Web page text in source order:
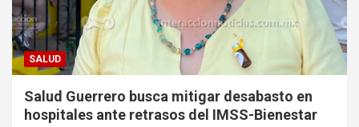
SALUD
Salud Guerrero busca mitigar desabasto en
hospitales ante retrasos del IMSS-Bienestar